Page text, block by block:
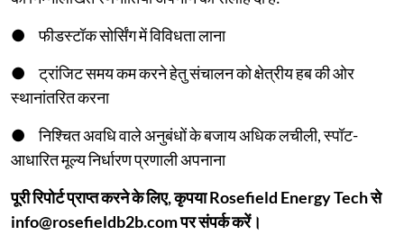
● फीडस्टॉक सोर्सिंग में विविधता लाना
● ट्रांजिट समय कम करने हेतु संचालन को क्षेत्रीय हब की ओर
स्थानांतरित करना
● निश्चित अवधि वाले अनुबंधों के बजाय अधिक लचीली, स्पॉट-
आधारित मूल्य निर्धारण प्रणाली अपनाना
पूरी रिपोर्ट प्राप्त करने के लिए, कृपया Rosefield Energy Tech से
info@rosefieldb2b.com पर संपर्क करें।